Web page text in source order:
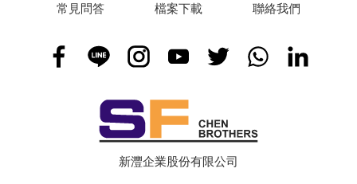
常見問答 檔案下載 聯絡我們
新灃企業股份有限公司